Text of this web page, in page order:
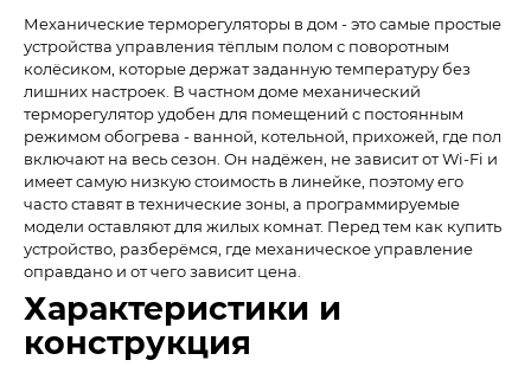
Механические терморегуляторы в дом - это самые простые
устройства управления тёплым полом с поворотным
колёсиком, которые держат заданную температуру без
лишних настроек. В частном доме механический
терморегулятор удобен для помещений с постоянным
режимом обогрева - ванной, котельной, прихожей, где пол
включают на весь сезон. Он надёжен, не зависит от Wi-Fi и
имеет самую низкую стоимость в линейке, поэтому его
часто ставят в технические зоны, а программируемые
модели оставляют для жилых комнат. Перед тем как купить
устройство, разберёмся, где механическое управление
оправдано и от чего зависит цена.
Характеристики и
конструкция